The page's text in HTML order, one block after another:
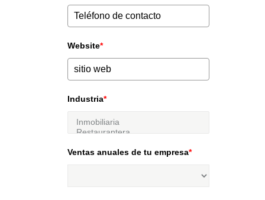
Website*
Industria*
Ventas anuales de tu empresa*